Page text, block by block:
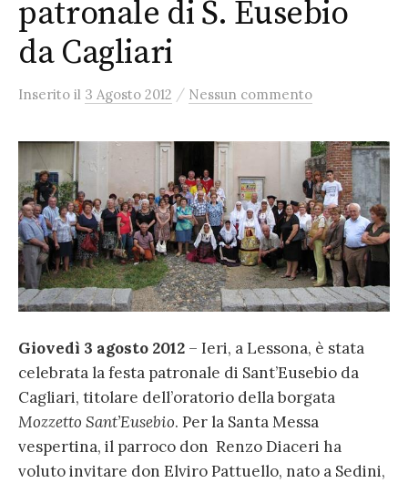
patronale di S. Eusebio
da Cagliari
Inserito il 3 Agosto 2012 / Nessun commento
Giovedì 3 agosto 2012 – Ieri, a Lessona, è stata
celebrata la festa patronale di Sant’Eusebio da
Cagliari, titolare dell’oratorio della borgata
Mozzetto Sant’Eusebio. Per la Santa Messa
vespertina, il parroco don Renzo Diaceri ha
voluto invitare don Elviro Pattuello, nato a Sedini,